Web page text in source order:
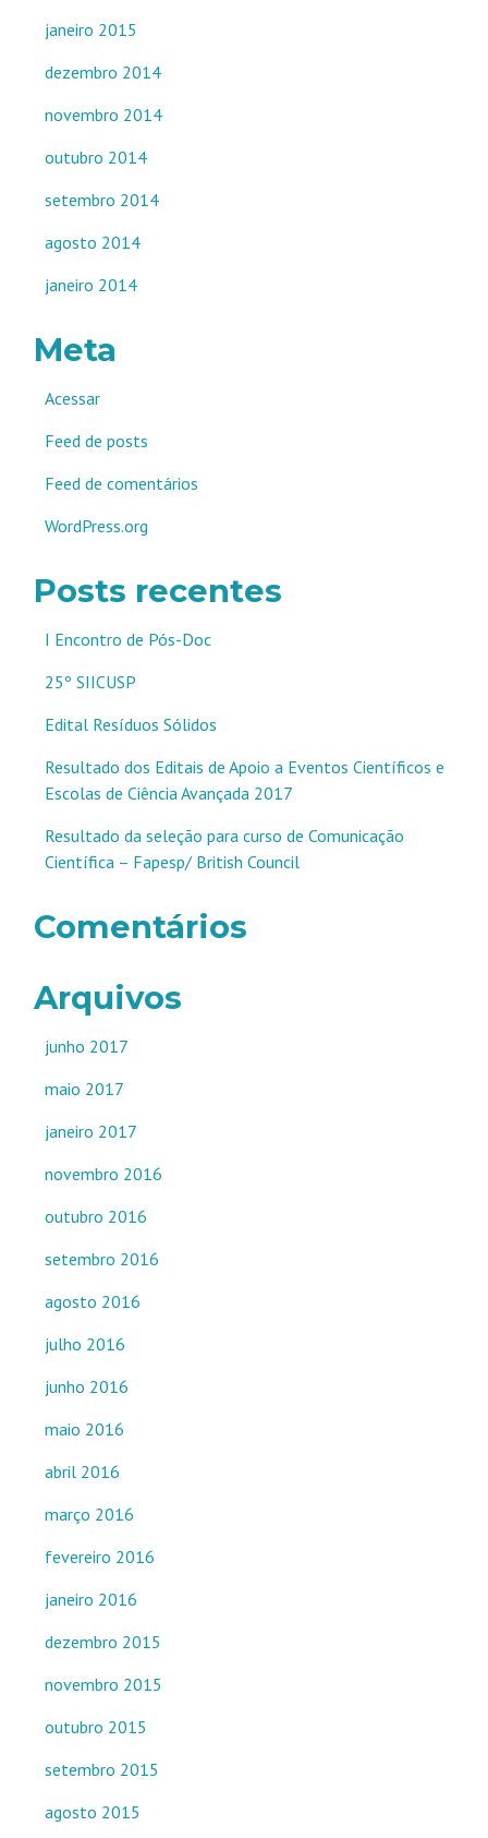
janeiro 2015
dezembro 2014
novembro 2014
outubro 2014
setembro 2014
agosto 2014
janeiro 2014
Meta
Acessar
Feed de posts
Feed de comentários
WordPress.org
Posts recentes
I Encontro de Pós-Doc
25º SIICUSP
Edital Resíduos Sólidos
Resultado dos Editais de Apoio a Eventos Científicos e
Escolas de Ciência Avançada 2017
Resultado da seleção para curso de Comunicação
Científica – Fapesp/ British Council
Comentários
Arquivos
junho 2017
maio 2017
janeiro 2017
novembro 2016
outubro 2016
setembro 2016
agosto 2016
julho 2016
junho 2016
maio 2016
abril 2016
março 2016
fevereiro 2016
janeiro 2016
dezembro 2015
novembro 2015
outubro 2015
setembro 2015
agosto 2015